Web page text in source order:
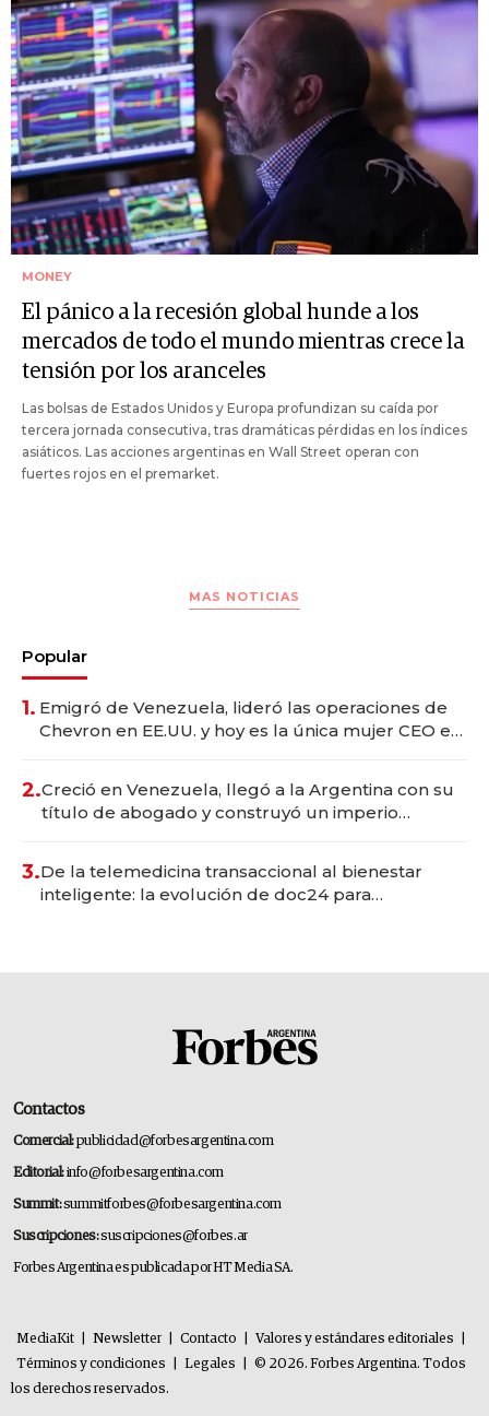
MONEY
El pánico a la recesión global hunde a los
mercados de todo el mundo mientras crece la
tensión por los aranceles
Las bolsas de Estados Unidos y Europa profundizan su caída por
tercera jornada consecutiva, tras dramáticas pérdidas en los índices
asiáticos. Las acciones argentinas en Wall Street operan con
fuertes rojos en el premarket.
MAS NOTICIAS
Popular
1. Emigró de Venezuela, lideró las operaciones de
Chevron en EE.UU. y hoy es la única mujer CEO en
2.Creció en Venezuela, llegó a la Argentina con su
título de abogado y construyó un imperio
3.De la telemedicina transaccional al bienestar
inteligente: la evolución de doc24 para
Contactos
Comercial:publicidad@forbesargentina.com
Editorial:info@forbesargentina.com
Summit:summitforbes@forbesargentina.com
Suscripciones:suscripciones@forbes.ar
Forbes Argentina es publicada por HT Media SA.
MediaKit Newsletter Contacto Valores y estándares editoriales
Términos y condiciones
Legales
© 2026. Forbes Argentina. Todos
los derechos reservados.